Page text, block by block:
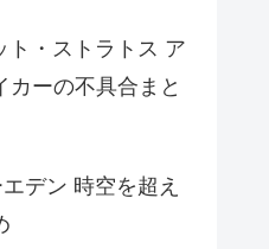
ト・ストラトス ア
カーの不具合まと
デン 時空を超え